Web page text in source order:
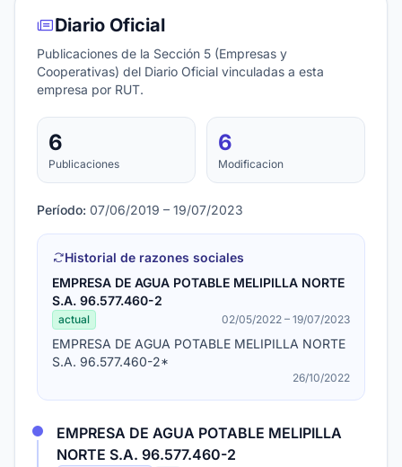
Diario Oficial
Publicaciones de la Sección 5 (Empresas y
Cooperativas) del Diario Oficial vinculadas a esta
empresa por RUT.
6
Publicaciones
6
Modificacion
Período: 07/06/2019 – 19/07/2023
Historial de razones sociales
EMPRESA DE AGUA POTABLE MELIPILLA NORTE
S.A. 96.577.460-2
actual 02/05/2022 – 19/07/2023
EMPRESA DE AGUA POTABLE MELIPILLA NORTE
S.A. 96.577.460-2*
26/10/2022
EMPRESA DE AGUA POTABLE MELIPILLA
NORTE S.A. 96.577.460-2